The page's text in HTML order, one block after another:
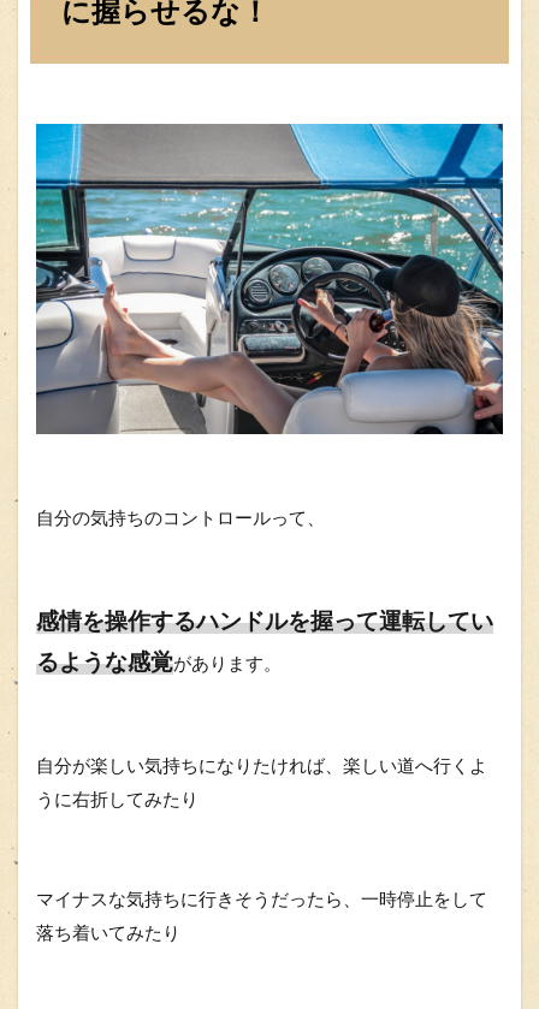
に握らせるな！
自分の気持ちのコントロールって、
感情を操作するハンドルを握って運転してい
るような感覚があります。
自分が楽しい気持ちになりたければ、楽しい道へ行くよ
うに右折してみたり
マイナスな気持ちに行きそうだったら、一時停止をして
落ち着いてみたり